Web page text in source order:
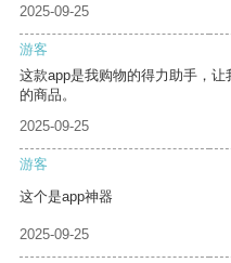
2025-09-25
游客
这款app是我购物的得力助手，
的商品。
2025-09-25
游客
这个是app神器
2025-09-25